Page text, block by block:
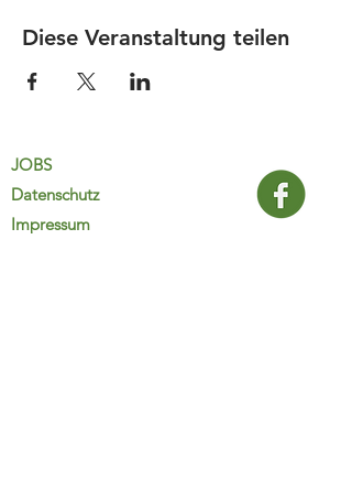
Diese Veranstaltung teilen
JOBS
Datenschutz
Impressum